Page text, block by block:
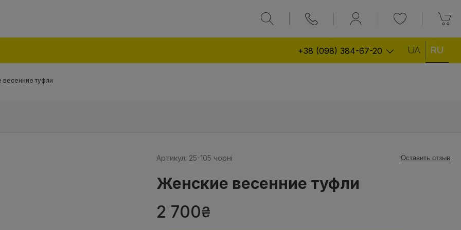
+38 (098) 384-67-20 UA RU
весенние туфли
Артикул: 25-105 чорні Оставить отзыв
Женские весенние туфли
2 700₴